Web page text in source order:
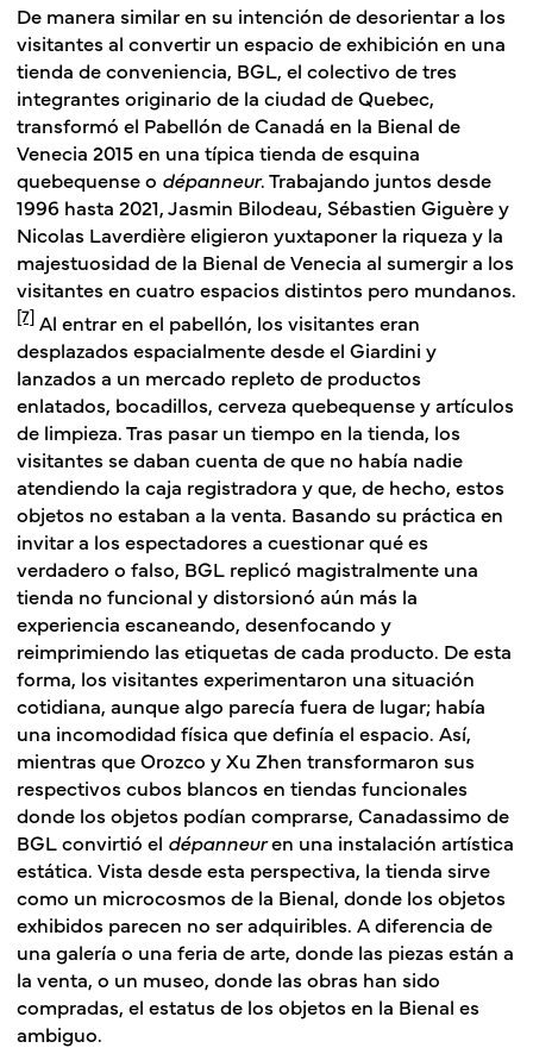
De manera similar en su intención de desorientar a los
visitantes al convertir un espacio de exhibición en una
tienda de conveniencia, BGL, el colectivo de tres
integrantes originario de la ciudad de Quebec,
transformó el Pabellón de Canadá en la Bienal de
Venecia 2015 en una típica tienda de esquina
quebequense o dépanneur. Trabajando juntos desde
1996 hasta 2021, Jasmin Bilodeau, Sébastien Giguère y
Nicolas Laverdière eligieron yuxtaponer la riqueza y la
majestuosidad de la Bienal de Venecia al sumergir a los
visitantes en cuatro espacios distintos pero mundanos.
[7] Al entrar en el pabellón, los visitantes eran
desplazados espacialmente desde el Giardini y
lanzados a un mercado repleto de productos
enlatados, bocadillos, cerveza quebequense y artículos
de limpieza. Tras pasar un tiempo en la tienda, los
visitantes se daban cuenta de que no había nadie
atendiendo la caja registradora y que, de hecho, estos
objetos no estaban a la venta. Basando su práctica en
invitar a los espectadores a cuestionar qué es
verdadero o falso, BGL replicó magistralmente una
tienda no funcional y distorsionó aún más la
experiencia escaneando, desenfocando y
reimprimiendo las etiquetas de cada producto. De esta
forma, los visitantes experimentaron una situación
cotidiana, aunque algo parecía fuera de lugar; había
una incomodidad física que definía el espacio. Así,
mientras que Orozco y Xu Zhen transformaron sus
respectivos cubos blancos en tiendas funcionales
donde los objetos podían comprarse, Canadassimo de
BGL convirtió el dépanneuren una instalación artística
estática. Vista desde esta perspectiva, la tienda sirve
como un microcosmos de la Bienal, donde los objetos
exhibidos parecen no ser adquiribles. A diferencia de
una galería o una feria de arte, donde las piezas están a
la venta, o un museo, donde las obras han sido
compradas, el estatus de los objetos en la Bienal es
ambiguo.